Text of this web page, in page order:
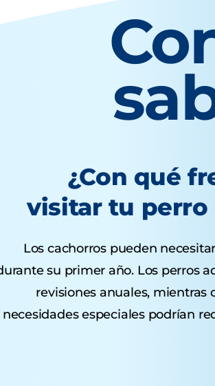
¿Con qué
visitar tu perro
Los cachorros pueden
su primer año. Los perros
revisiones anuales, mientras
necesidades especiales podrían